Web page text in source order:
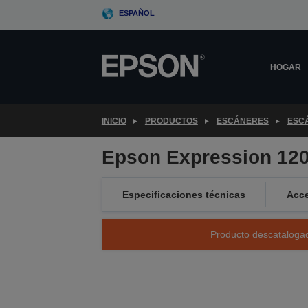
ESPAÑOL
HOGAR
INICIO PRODUCTOS ESCÁNERES
Epson Expression
Especificaciones técnicas
Producto